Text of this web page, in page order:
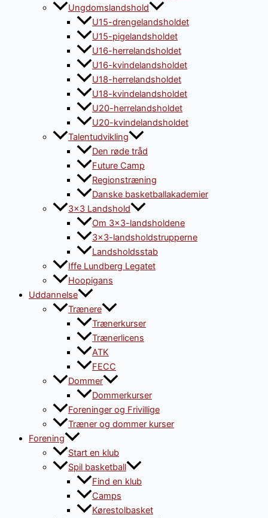
Ungdomslandshold
U15-drengelandsholdet
U15-pigelandsholdet
U16-herrelandsholdet
U16-kvindelandsholdet
U18-herrelandsholdet
U18-kvindelandsholdet
U20-herrelandsholdet
U20-kvindelandsholdet
Talentudvikling
Den røde tråd
Future Camp
Regionstræning
Danske basketballakademier
3×3 Landshold
Om 3×3-landsholdene
3×3-landsholdstrupperne
Landsholdsstab
Iffe Lundberg Legatet
Hoopigans
Uddannelse
Trænere
Trænerkurser
Trænerlicens
ATK
FECC
Dommer
Dommerkurser
Foreninger og Frivillige
Træner og dommer kurser
Forening
Start en klub
Spil basketball
Find en klub
Camps
Kørestolbasket